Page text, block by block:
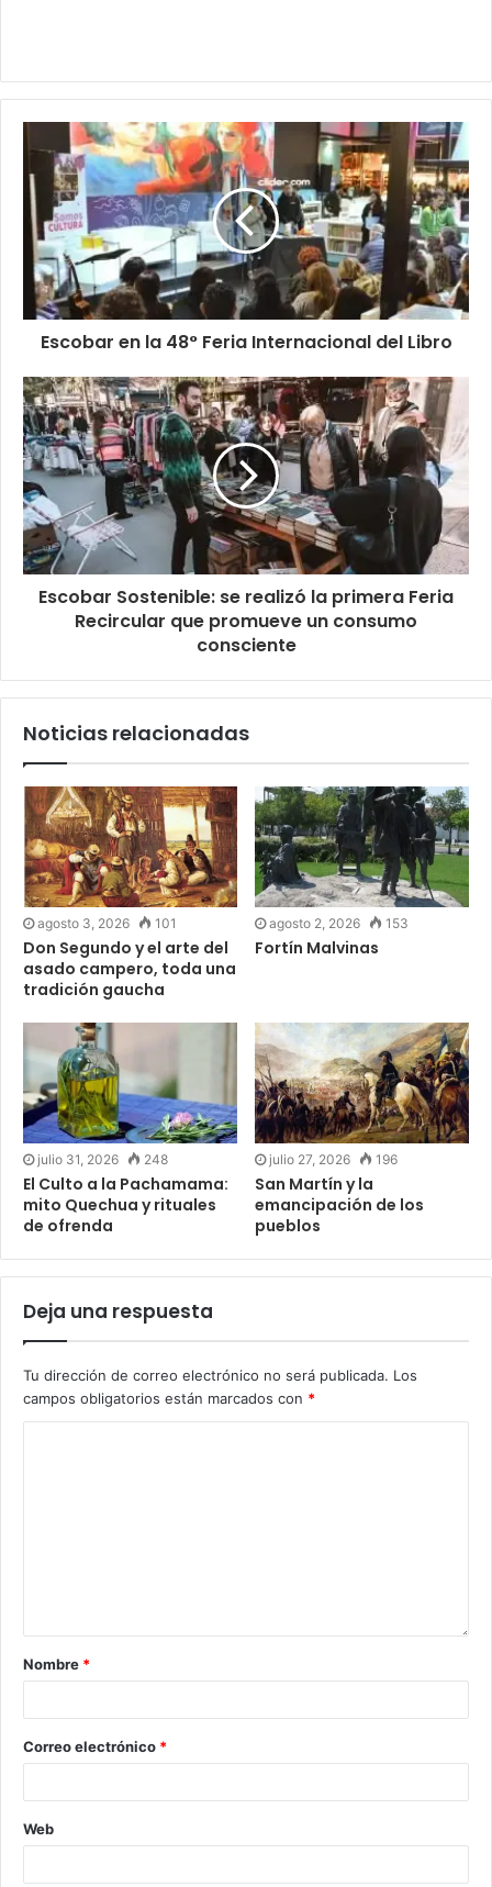
Escobar en la 48° Feria Internacional del Libro
Escobar Sostenible: se realizó la primera Feria
Recircular que promueve un consumo
consciente
Noticias relacionadas
agosto 3, 2026 101
Don Segundo y el arte del
asado campero, toda una
tradición gaucha
agosto 2, 2026 153
Fortín Malvinas
julio 31, 2026 248
El Culto a la Pachamama:
mito Quechua y rituales
de ofrenda
julio 27, 2026 196
San Martín y la
emancipación de los
pueblos
Deja una respuesta
Tu dirección de correo electrónico no será publicada. Los
campos obligatorios están marcados con *
Nombre *
Correo electrónico *
Web